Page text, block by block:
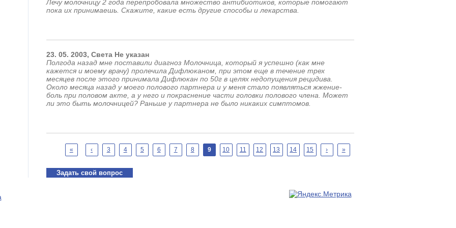
Лечу молочницу 2 года перепробовала множество антибиотиков, которые помогают
пока их принимаешь. Скажите, какие есть другие способы и лекарства.
23. 05. 2003, Света Не указан
Полгода назад мне поставили диагноз Молочница, который я успешно (как мне
кажется и моему врачу) пролечила Дифлюканом, при этом еще в течение трех
месяцев после этого принимала Дифлюкан по 50г в целях недопущения рецидива.
Около месяца назад у моего полового партнера и у меня стало появляться жжение-
боль при половом акте, а у него и покраснение части головки полового члена. Может
ли это быть молочницей? Раньше у партнера не было никаких симптомов.
Страницы
« ‹ 3 4 5 6 7 8 9 10 11 12 13 14 15 › »
Задать свой вопрос